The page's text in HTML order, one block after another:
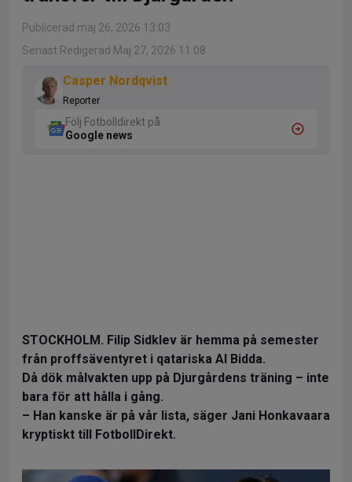
Publicerad maj 26, 2026 13:03
Senast Redigerad Maj 27, 2026 11:08
Casper Nordqvist
Reporter
Följ Fotbolldirekt på
Google news
STOCKHOLM. Filip Sidklev är hemma på semester
från proffsäventyret i qatariska Al Bidda.
Då dök målvakten upp på Djurgårdens träning – inte
bara för att hålla i gång.
– Han kanske är på vår lista, säger Jani Honkavaara
kryptiskt till FotbollDirekt.